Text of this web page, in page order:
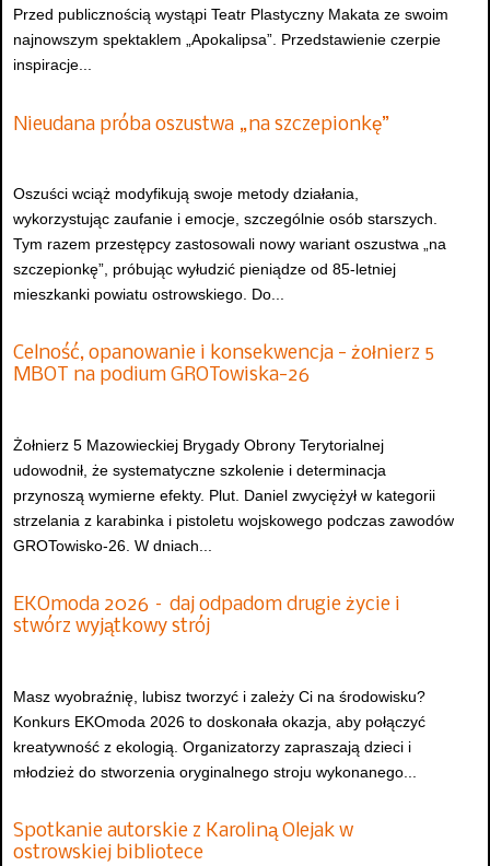
Przed publicznością wystąpi Teatr Plastyczny Makata ze swoim
najnowszym spektaklem „Apokalipsa”. Przedstawienie czerpie
inspiracje...
Nieudana próba oszustwa „na szczepionkę”
Oszuści wciąż modyfikują swoje metody działania,
wykorzystując zaufanie i emocje, szczególnie osób starszych.
Tym razem przestępcy zastosowali nowy wariant oszustwa „na
szczepionkę”, próbując wyłudzić pieniądze od 85-letniej
mieszkanki powiatu ostrowskiego. Do...
Celność, opanowanie i konsekwencja - żołnierz 5
MBOT na podium GROTowiska-26
Żołnierz 5 Mazowieckiej Brygady Obrony Terytorialnej
udowodnił, że systematyczne szkolenie i determinacja
przynoszą wymierne efekty. Plut. Daniel zwyciężył w kategorii
strzelania z karabinka i pistoletu wojskowego podczas zawodów
GROTowisko-26. W dniach...
EKOmoda 2026 – daj odpadom drugie życie i
stwórz wyjątkowy strój
Masz wyobraźnię, lubisz tworzyć i zależy Ci na środowisku?
Konkurs EKOmoda 2026 to doskonała okazja, aby połączyć
kreatywność z ekologią. Organizatorzy zapraszają dzieci i
młodzież do stworzenia oryginalnego stroju wykonanego...
Spotkanie autorskie z Karoliną Olejak w
ostrowskiej bibliotece